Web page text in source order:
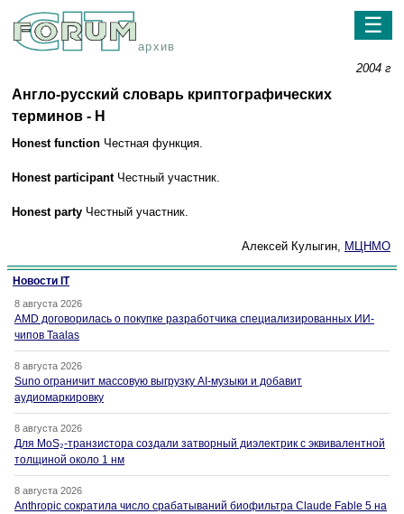
архив
☰
2004 г
Англо-русский словарь криптографических
терминов - H
Honest function Честная функция.
Honest participantЧестный участник.
Honest party Честный участник.
Алексей Кулыгин, МЦНМО
Новости IT
8 августа 2026
AMD договорилась о покупке разработчика специализированных ИИ-
чипов Taalas
8 августа 2026
Suno ограничит массовую выгрузку AI-музыки и добавит
аудиомаркировку
8 августа 2026
Для MoS₂-транзистора создали затворный диэлектрик с эквивалентной
толщиной около 1 нм
8 августа 2026
Anthropic сократила число срабатываний биофильтра Claude Fable 5 на